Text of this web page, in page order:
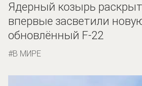
Ядерный козырь
впервые засветили
обновлённый F-22
В МИРЕ